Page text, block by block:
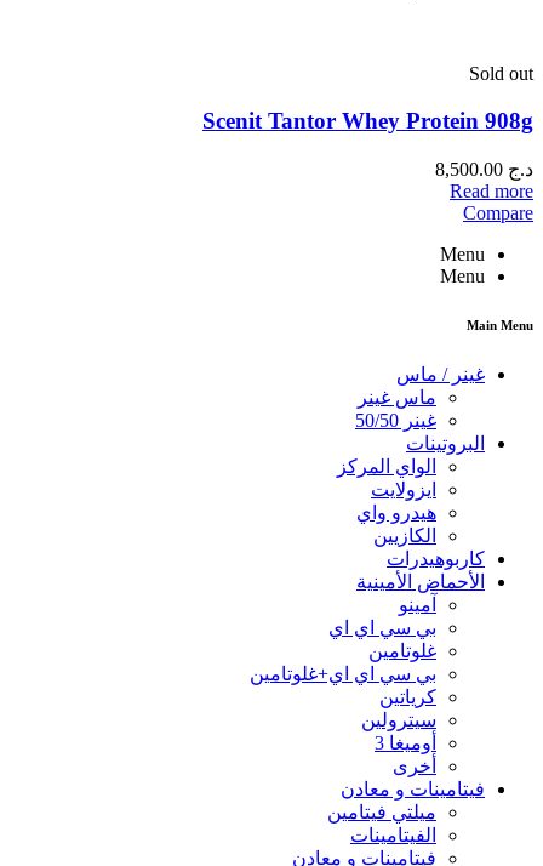
Sold out
Scenit Tantor Whey Protein 908g
د.ج
Read more
Compare
Menu
Menu
Main Menu
غينر / ماس
ماس غينر
غينر 50/50
البروتينات
الواي المركز
ايزولايت
هيدرو واي
الكازيين
كاربوهيدرات
الأحماض الأمينية
آمينو
بي سي اي اي
غلوتامين
بي سي اي اي+غلوتامين
كرياتين
سيترولين
أوميغا 3
أخرى
فيتامينات و معادن
ميلتي فيتامين
الفيتامينات
فيتامينات و معادن